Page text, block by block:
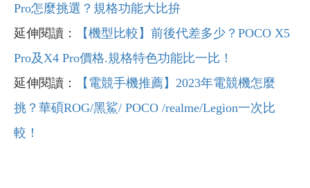
Pro怎麼挑選？規格功能大比拚
延伸閱讀：
【機型比較】前後代差多少？POCO X5
Pro及X4 Pro價格.規格特色功能比一比！
延伸閱讀：
【電競手機推薦】2023年電競機怎麼
挑？華碩ROG/黑鯊/ POCO /realme/Legion一次比
較！